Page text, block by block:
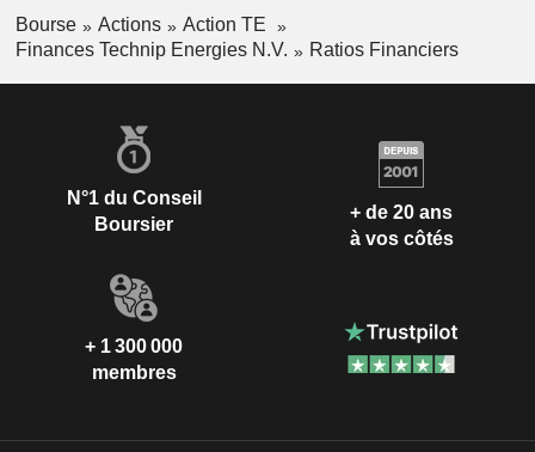
Bourse Actions
Action TE
Finances Technip Energies N.V.
Ratios Financiers
N°1 du Conseil
Boursier
+ de 20 ans
à vos côtés
+ 1 300 000
membres